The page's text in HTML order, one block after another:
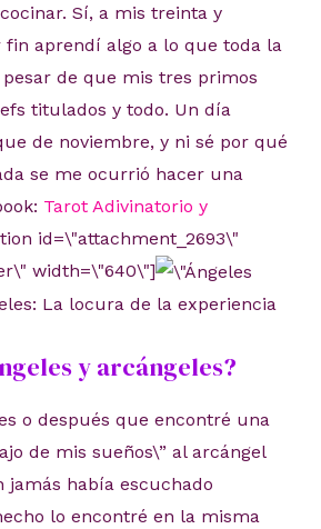
Sí, a mis treinta y
fin aprendí algo a lo que toda la
de que mis tres primos
titulados y todo. Un día
de noviembre, y ni sé por qué
se me ocurrió hacer una
Tarot Adivinatorio y
id=\"attachment_2693\"
width=\"640\"]
La locura de la experiencia
y arcángeles?
o después que encontré una
de mis sueños\” al arcángel
jamás había escuchado
lo encontré en la misma